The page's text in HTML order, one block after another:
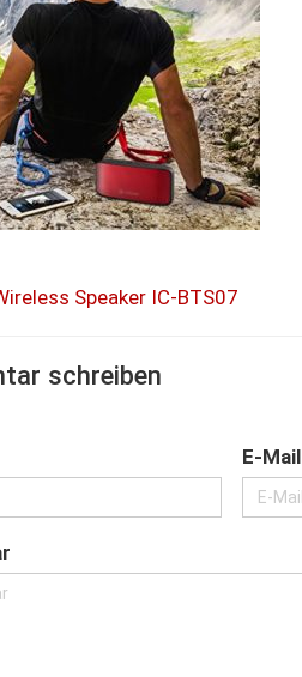
Speaker IC-BTS07
schreiben
E-Mail